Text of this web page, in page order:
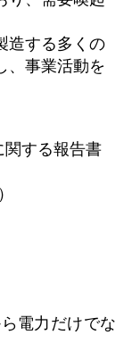
造する多くの
、事業活動を
する報告書
電力だけでな